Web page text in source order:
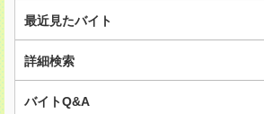
最近見たバイト
詳細検索
バイトQ&A